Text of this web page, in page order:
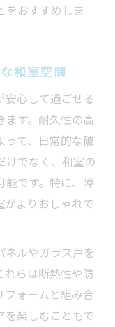
をおすすめしま
和室空間
安心して過ごせる
ます。耐久性の高
って、日常的な破
けでなく、和室の
能です。特に、障
よりおしゃれで
ネルやガラス戸を
れらは断熱性や防
フォームと組み合
楽しむこともで